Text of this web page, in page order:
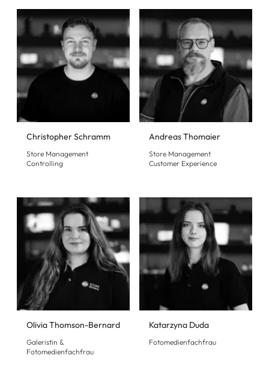
Christopher Schramm
Store Management
Controlling
Andreas Thomaier
Store Management
Customer Experience
Olivia Thomson-Bernard
Galeristin &
Fotomedienfachfrau
Katarzyna Duda
Fotomedienfachfrau